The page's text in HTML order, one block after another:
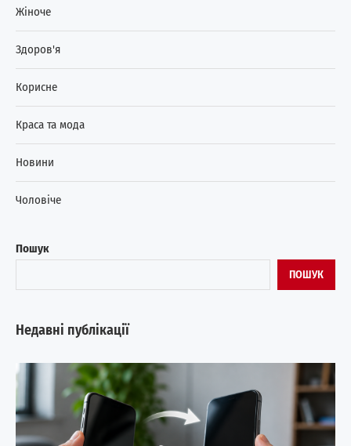
Пошук
ПОШУК
Недавні публікації
Жіноче
Здоров'я
Корисне
Краса та мода
Новини
Чоловіче